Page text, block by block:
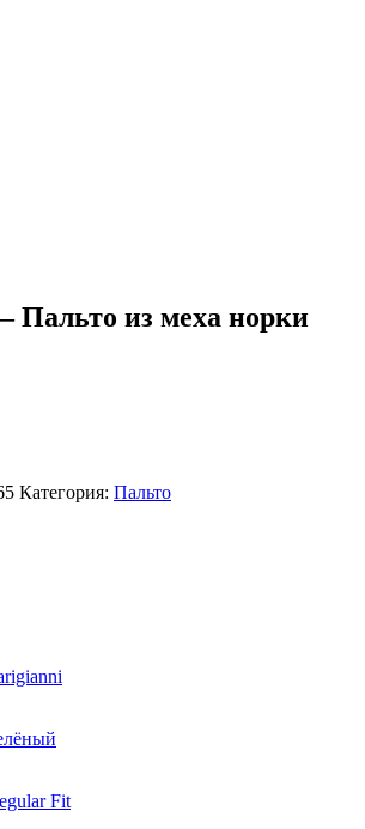
Пальто из меха норки
Категория: Пальто
Fit